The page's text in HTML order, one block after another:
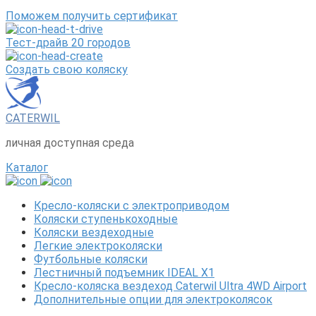
Поможем получить сертификат
Тест-драйв 20 городов
Создать свою коляску
CATERWIL
личная доступная среда
Каталог
Кресло-коляски с электроприводом
Коляски ступенькоходные
Коляски вездеходные
Легкие электроколяски
Футбольные коляски
Лестничный подъемник IDEAL X1
Кресло-коляска вездеход Caterwil Ultra 4WD Airport
Дополнительные опции для электроколясок